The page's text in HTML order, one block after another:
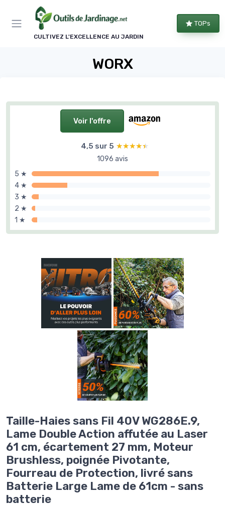
CULTIVEZ L'EXCELLENCE AU JARDIN
TOPs
WORX
Voir l'offre
4,5 sur 5 ★★★★★
★★★★★
1096 avis
5 ★
4 ★
3 ★
2 ★
1 ★
Taille-Haies sans Fil 40V WG286E.9,
Lame Double Action affutée au Laser
61 cm, écartement 27 mm, Moteur
Brushless, poignée Pivotante,
Fourreau de Protection, livré sans
Batterie Large Lame de 61cm - sans
batterie
Panneau de gestion des cookies